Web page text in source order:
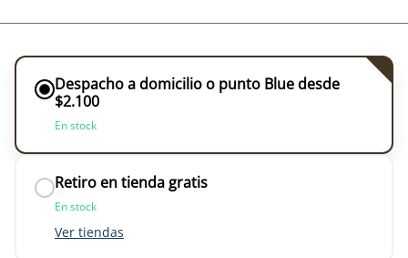
Despacho a domicilio o punto Blue desde
$2.100
En stock
Retiro en tienda gratis
En stock
Ver tiendas